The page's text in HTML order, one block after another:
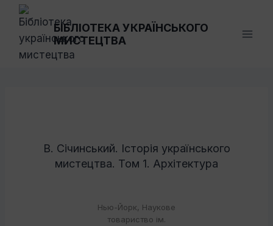
Перейти
вмісту
БІБЛІОТЕКА УКРАЇНСЬКОГО
МИСТЕЦТВА
В. Січинський. Історія українського
мистецтва. Том 1. Архітектура
Нью-Йорк, Наукове
товариство ім.